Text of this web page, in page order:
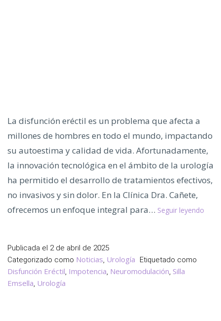
La disfunción eréctil es un problema que afecta a
millones de hombres en todo el mundo, impactando
su autoestima y calidad de vida. Afortunadamente,
la innovación tecnológica en el ámbito de la urología
ha permitido el desarrollo de tratamientos efectivos,
no invasivos y sin dolor. En la Clínica Dra. Cañete,
ofrecemos un enfoque integral para… Seguir leyendo
Publicada el 2 de abril de 2025
Categorizado como Noticias, Urología Etiquetado como
Disfunción Eréctil, Impotencia, Neuromodulación, Silla
Emsella, Urología